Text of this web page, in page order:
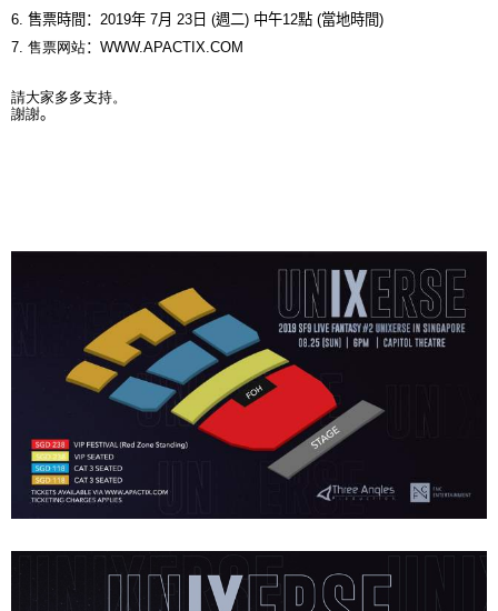
6. 售票時間 ： 2019年 7月 23 日 (週二) 中午12點 (當地時間)
7. 售票网站： WWW.APACTIX.COM
請大家多多支持。
謝謝。